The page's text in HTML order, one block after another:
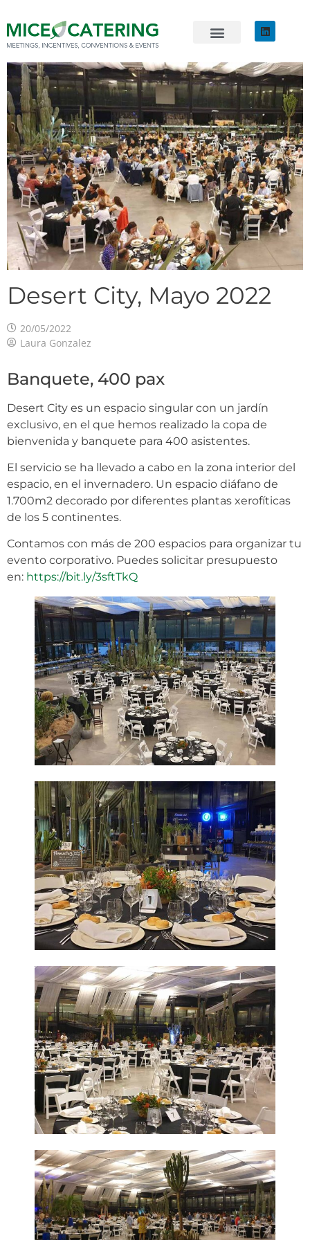
Desert City, Mayo 2022
20/05/2022
Laura Gonzalez
Banquete, 400 pax
Desert City es un espacio singular con un jardín
exclusivo, en el que hemos realizado la copa de
bienvenida y banquete para 400 asistentes.
El servicio se ha llevado a cabo en la zona interior del
espacio, en el invernadero. Un espacio diáfano de
1.700m2 decorado por diferentes plantas xerofíticas
de los 5 continentes.
Contamos con más de 200 espacios para organizar tu
evento corporativo. Puedes solicitar presupuesto
en: https://bit.ly/3sftTkQ